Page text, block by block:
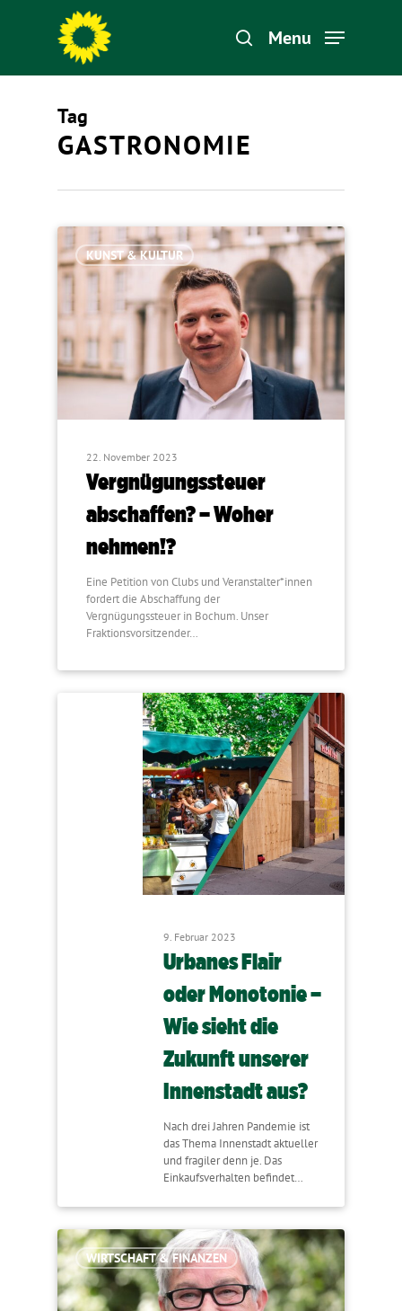
Hit enter to search or ESC to close
Menu
Tag
GASTRONOMIE
KUNST & KULTUR
22. November 2023
Vergnügungssteuer
abschaffen? – Woher
nehmen!?
Eine Petition von Clubs und Veranstalter*innen
fordert die Abschaffung der
Vergnügungssteuer in Bochum. Unser
Fraktionsvorsitzender…
9. Februar 2023
Urbanes Flair
oder Monotonie –
Wie sieht die
Zukunft unserer
Innenstadt aus?
Nach drei Jahren Pandemie ist
das Thema Innenstadt aktueller
und fragiler denn je. Das
Einkaufsverhalten befindet…
WIRTSCHAFT & FINANZEN